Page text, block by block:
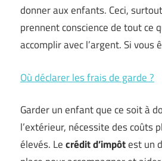
donner aux enfants. Ceci,
prennent conscience de tout ce
accomplir avec l’argent. Si vous
Où déclarer les frais de garde ?
Garder un enfant que ce soit à
l’extérieur, nécessite des coûts
élevés. Lecrédit d’impôtest un